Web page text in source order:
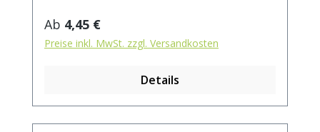
Regulärer Preis:
Ab 4,45 €
Preise inkl. MwSt. zzgl. Versandkosten
Details